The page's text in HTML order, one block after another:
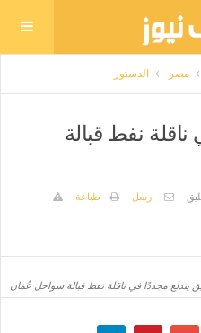
مصر الدستور
نفط قبالة
ارسل
طباعة
يندلع مجددًا في ناقلة نفط قبالة سواحل عُمان